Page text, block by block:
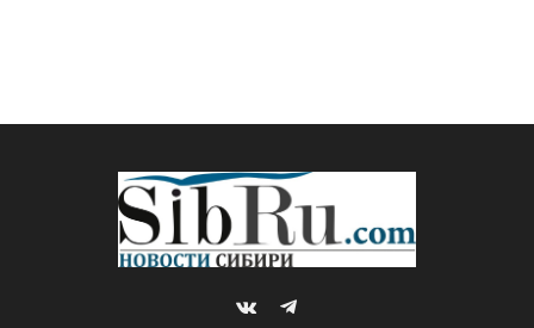
VKontakteTelegram